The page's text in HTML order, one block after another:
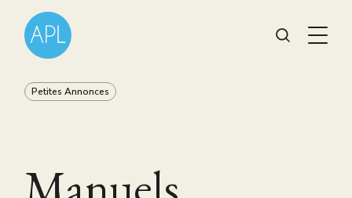
Petites Annonces